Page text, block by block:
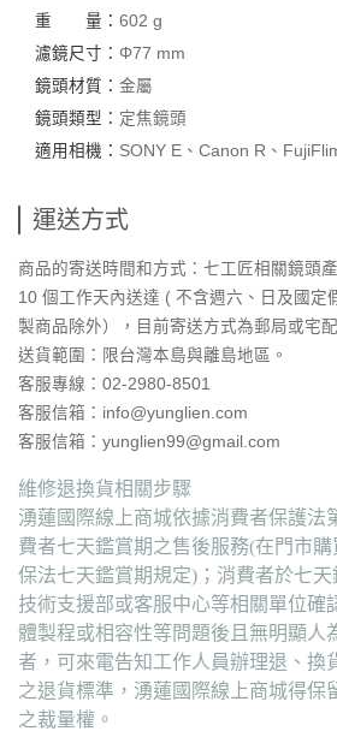
重 量： 602 g
濾鏡尺寸： Φ77 mm
鏡頭材質： 金屬
鏡頭類型： 定焦鏡頭
適用相機： SONY E、Canon R、
運送方式
商品的寄送時間和方式：七工匠相關鏡頭
10 個工作天內送達 ( 不含週六、日及國定
製商品除外），目前寄送方式為郵局或宅配
送貨範圍： 限台灣本島與離島地區。
客服專線：02-2980-8501
客服信箱：info@yunglien.com
客服信箱：yunglien99@gmail.com
維修退換貨相關步驟
湧蓮國際線上商城依據消費者保護法
費者七天鑑賞期之售後服務(在門市
保法七天鑑賞期規定)；消費者於七天
技術支援部或客服中心等相關單位確
體製程或相容性等問題後且無明顯人
者，可來電告知工作人員辦理退、換
之退貨標準，湧蓮國際線上商城得保
之裁量權。